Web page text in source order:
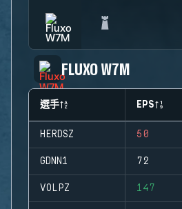
FLUXO W7M
選手 EPS
HERDSZ 50
GDNN1 72
VOLPZ 147